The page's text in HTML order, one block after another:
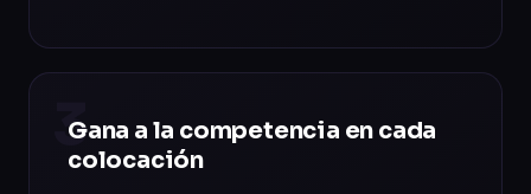
3
Gana a la competencia en cada
colocación